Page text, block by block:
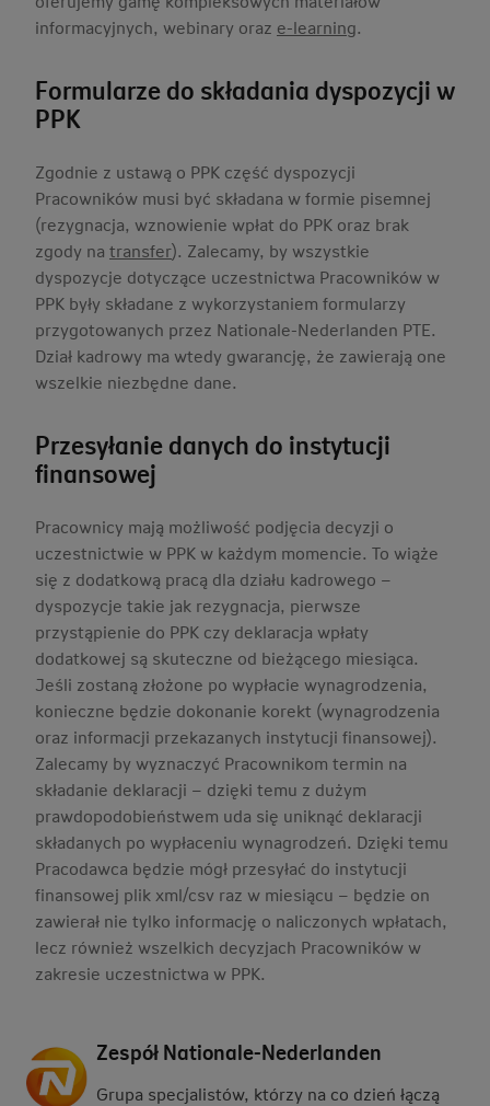
informacyjnych, webinary oraz e-learning.
Formularze do składania dyspozycji w
PPK
Zgodnie z ustawą o PPK część dyspozycji
Pracowników musi być składana w formie pisemnej
(rezygnacja, wznowienie wpłat do PPK oraz brak
zgody na transfer). Zalecamy, by wszystkie
dyspozycje dotyczące uczestnictwa Pracowników w
PPK były składane z wykorzystaniem formularzy
przygotowanych przez Nationale-Nederlanden PTE.
Dział kadrowy ma wtedy gwarancję, że zawierają one
wszelkie niezbędne dane.
Przesyłanie danych do instytucji
finansowej
Pracownicy mają możliwość podjęcia decyzji o
uczestnictwie w PPK w każdym momencie. To wiąże
się z dodatkową pracą dla działu kadrowego –
dyspozycje takie jak rezygnacja, pierwsze
przystąpienie do PPK czy deklaracja wpłaty
dodatkowej są skuteczne od bieżącego miesiąca.
Jeśli zostaną złożone po wypłacie wynagrodzenia,
konieczne będzie dokonanie korekt (wynagrodzenia
oraz informacji przekazanych instytucji finansowej).
Zalecamy by wyznaczyć Pracownikom termin na
składanie deklaracji – dzięki temu z dużym
prawdopodobieństwem uda się uniknąć deklaracji
składanych po wypłaceniu wynagrodzeń. Dzięki temu
Pracodawca będzie mógł przesyłać do instytucji
finansowej plik xml/csv raz w miesiącu – będzie on
zawierał nie tylko informację o naliczonych wpłatach,
lecz również wszelkich decyzjach Pracowników w
zakresie uczestnictwa w PPK.
Zespół Nationale-Nederlanden
Grupa specjalistów, którzy na co dzień łączą